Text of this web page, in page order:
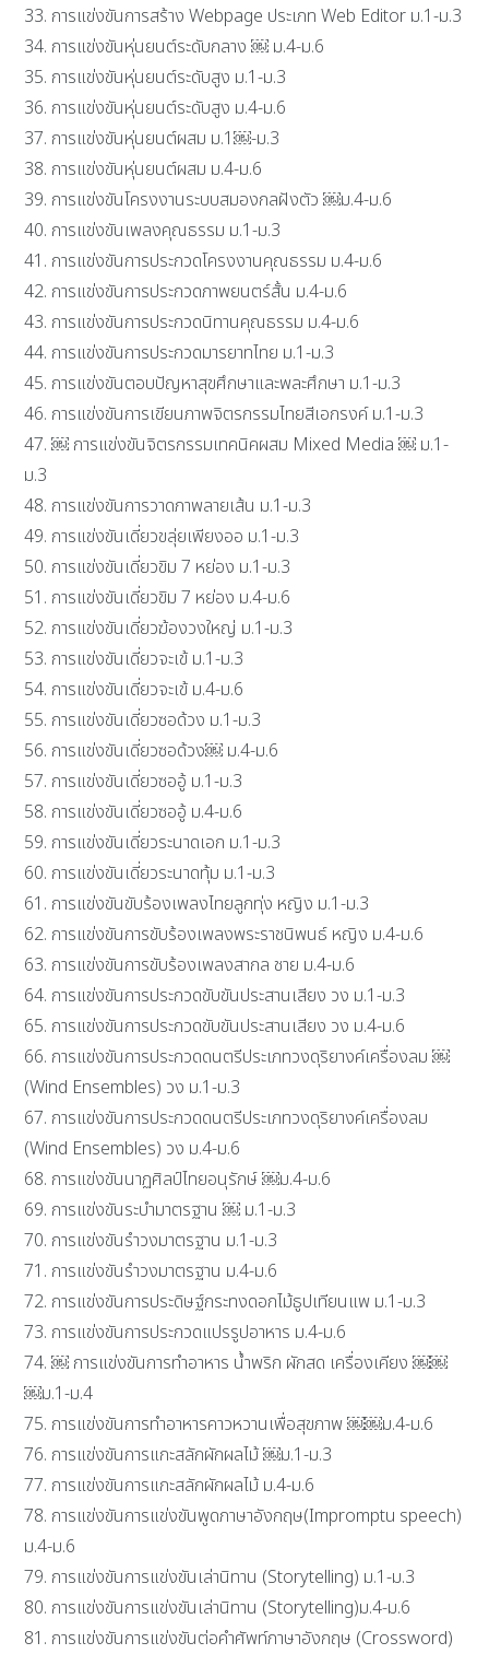
33. การแข่งขันการสร้าง Webpage ประเภท Web Editor ม.1-ม.3
34. การแข่งขันหุ่นยนต์ระดับกลาง ￼ ม.4-ม.6
35. การแข่งขันหุ่นยนต์ระดับสูง ม.1-ม.3
36. การแข่งขันหุ่นยนต์ระดับสูง ม.4-ม.6
37. การแข่งขันหุ่นยนต์ผสม ม.1￼-ม.3
38. การแข่งขันหุ่นยนต์ผสม ม.4-ม.6
39. การแข่งขันโครงงานระบบสมองกลฝังตัว ￼ม.4-ม.6
40. การแข่งขันเพลงคุณธรรม ม.1-ม.3
41. การแข่งขันการประกวดโครงงานคุณธรรม ม.4-ม.6
42. การแข่งขันการประกวดภาพยนตร์สั้น ม.4-ม.6
43. การแข่งขันการประกวดนิทานคุณธรรม ม.4-ม.6
44. การแข่งขันการประกวดมารยาทไทย ม.1-ม.3
45. การแข่งขันตอบปัญหาสุขศึกษาและพละศึกษา ม.1-ม.3
46. การแข่งขันการเขียนภาพจิตรกรรมไทยสีเอกรงค์ ม.1-ม.3
47. ￼ การแข่งขันจิตรกรรมเทคนิคผสม Mixed Media ￼ ม.1-
ม.3
48. การแข่งขันการวาดภาพลายเส้น ม.1-ม.3
49. การแข่งขันเดี่ยวขลุ่ยเพียงออ ม.1-ม.3
50. การแข่งขันเดี่ยวขิม 7 หย่อง ม.1-ม.3
51. การแข่งขันเดี่ยวขิม 7 หย่อง ม.4-ม.6
52. การแข่งขันเดี่ยวฆ้องวงใหญ่ ม.1-ม.3
53. การแข่งขันเดี่ยวจะเข้ ม.1-ม.3
54. การแข่งขันเดี่ยวจะเข้ ม.4-ม.6
55. การแข่งขันเดี่ยวซอด้วง ม.1-ม.3
56. การแข่งขันเดี่ยวซอด้วง￼ ม.4-ม.6
57. การแข่งขันเดี่ยวซออู้ ม.1-ม.3
58. การแข่งขันเดี่ยวซออู้ ม.4-ม.6
59. การแข่งขันเดี่ยวระนาดเอก ม.1-ม.3
60. การแข่งขันเดี่ยวระนาดทุ้ม ม.1-ม.3
61. การแข่งขันขับร้องเพลงไทยลูกทุ่ง หญิง ม.1-ม.3
62. การแข่งขันการขับร้องเพลงพระราชนิพนธ์ หญิง ม.4-ม.6
63. การแข่งขันการขับร้องเพลงสากล ชาย ม.4-ม.6
64. การแข่งขันการประกวดขับขันประสานเสียง วง ม.1-ม.3
65. การแข่งขันการประกวดขับขันประสานเสียง วง ม.4-ม.6
66. การแข่งขันการประกวดดนตรีประเภทวงดุริยางค์เครื่องลม ￼
(Wind Ensembles) วง ม.1-ม.3
67. การแข่งขันการประกวดดนตรีประเภทวงดุริยางค์เครื่องลม
(Wind Ensembles) วง ม.4-ม.6
68. การแข่งขันนาฏศิลป์ไทยอนุรักษ์ ￼ม.4-ม.6
69. การแข่งขันระบำมาตรฐาน ￼ ม.1-ม.3
70. การแข่งขันรำวงมาตรฐาน ม.1-ม.3
71. การแข่งขันรำวงมาตรฐาน ม.4-ม.6
72. การแข่งขันการประดิษฐ์กระทงดอกไม้ธูปเทียนแพ ม.1-ม.3
73. การแข่งขันการประกวดแปรรูปอาหาร ม.4-ม.6
74. ￼ การแข่งขันการทำอาหาร น้ำพริก ผักสด เครื่องเคียง ￼￼
￼ม.1-ม.4
75. การแข่งขันการทำอาหารคาวหวานเพื่อสุขภาพ ￼￼ม.4-ม.6
76. การแข่งขันการแกะสลักผักผลไม้ ￼ม.1-ม.3
77. การแข่งขันการแกะสลักผักผลไม้ ม.4-ม.6
78. การแข่งขันการแข่งขันพูดภาษาอังกฤษ(Impromptu speech)
ม.4-ม.6
79. การแข่งขันการแข่งขันเล่านิทาน (Storytelling) ม.1-ม.3
80. การแข่งขันการแข่งขันเล่านิทาน (Storytelling)ม.4-ม.6
81. การแข่งขันการแข่งขันต่อคำศัพท์ภาษาอังกฤษ (Crossword)